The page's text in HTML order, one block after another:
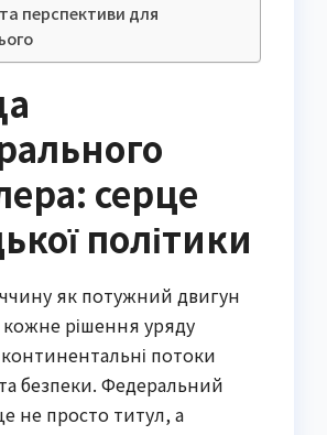
перспективи для
серце
політики
як потужний двигун
рішення уряду
потоки
безпеки. Федеральний
не просто титул, а